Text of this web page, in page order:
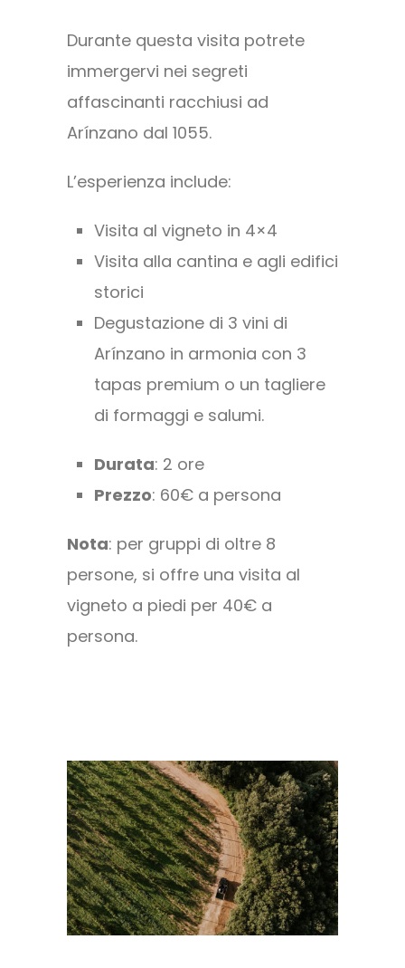
Durante questa visita potrete
immergervi nei segreti
affascinanti racchiusi ad
Arínzano dal 1055.
L’esperienza include:
Visita al vigneto in 4×4
Visita alla cantina e agli edifici
storici
Degustazione di 3 vini di
Arínzano in armonia con 3
tapas premium o un tagliere
di formaggi e salumi.
Durata: 2 ore
Prezzo: 60€ a persona
Nota: per gruppi di oltre 8
persone, si offre una visita al
vigneto a piedi per 40€ a
persona.